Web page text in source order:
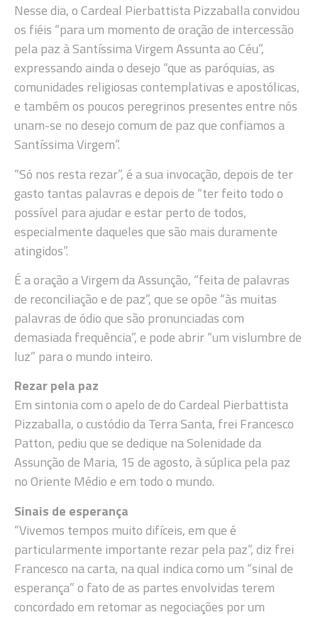
Nesse dia, o Cardeal Pierbattista Pizzaballa convidou
os fiéis “para um momento de oração de intercessão
pela paz à Santíssima Virgem Assunta ao Céu”,
expressando ainda o desejo “que as paróquias, as
comunidades religiosas contemplativas e apostólicas,
e também os poucos peregrinos presentes entre nós
unam-se no desejo comum de paz que confiamos a
Santíssima Virgem”.
“Só nos resta rezar”, é a sua invocação, depois de ter
gasto tantas palavras e depois de “ter feito todo o
possível para ajudar e estar perto de todos,
especialmente daqueles que são mais duramente
atingidos”.
É a oração a Virgem da Assunção, “feita de palavras
de reconciliação e de paz”, que se opõe “às muitas
palavras de ódio que são pronunciadas com
demasiada frequência”, e pode abrir “um vislumbre de
luz” para o mundo inteiro.
Rezar pela paz
Em sintonia com o apelo de do Cardeal Pierbattista
Pizzaballa, o custódio da Terra Santa, frei Francesco
Patton, pediu que se dedique na Solenidade da
Assunção de Maria, 15 de agosto, à súplica pela paz
no Oriente Médio e em todo o mundo.
Sinais de esperança
“Vivemos tempos muito difíceis, em que é
particularmente importante rezar pela paz”, diz frei
Francesco na carta, na qual indica como um “sinal de
esperança” o fato de as partes envolvidas terem
concordado em retomar as negociações por um